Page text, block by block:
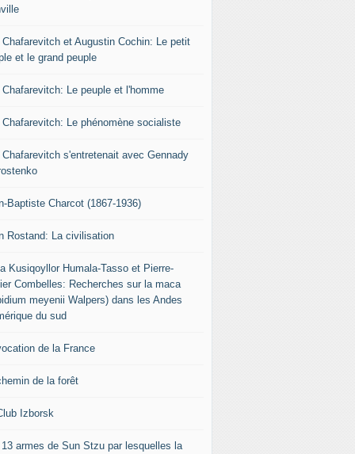
Chafarevitch et Augustin Cochin: Le petit
et le grand peuple
Chafarevitch: Le peuple et l'homme
Chafarevitch: Le phénomène socialiste
Chafarevitch s'entretenait avec Gennady
Baptiste Charcot (1867-1936)
Rostand: La civilisation
Kusiqoyllor Humala-Tasso et Pierre-
Combelles: Recherches sur la maca
meyenii Walpers) dans les Andes
du sud
de la France
de la forêt
Izborsk
13 armes de Sun Stzu par lesquelles la